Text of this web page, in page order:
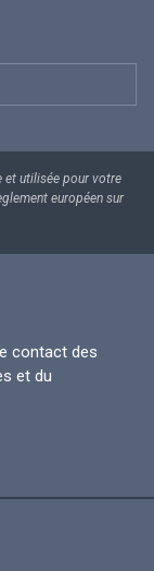
et utilisée pour votre
européen sur
contact des
et du